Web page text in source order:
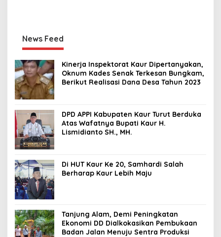
News Feed
Kinerja Inspektorat Kaur Dipertanyakan,
Oknum Kades Senak Terkesan Bungkam,
Berikut Realisasi Dana Desa Tahun 2023
DPD APPI Kabupaten Kaur Turut Berduka
Atas Wafatnya Bupati Kaur H.
Lismidianto SH., MH.
Di HUT Kaur Ke 20, Samhardi Salah
Berharap Kaur Lebih Maju
Tanjung Alam, Demi Peningkatan
Ekonomi DD Dialkokasikan Pembukaan
Badan Jalan Menuju Sentra Produksi